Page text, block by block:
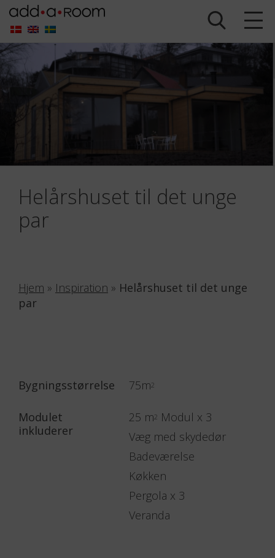
Helårshuset til det unge
par
Hjem » Inspiration » Helårshuset til det unge
par
Bygningsstørrelse 75m2
Modulet
inkluderer
25 m2 Modul x 3
Væg med skydedør
Badeværelse
Køkken
Pergola x 3
Veranda